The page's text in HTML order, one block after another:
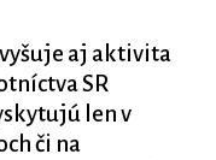
aj aktivita
SR
len v
či na